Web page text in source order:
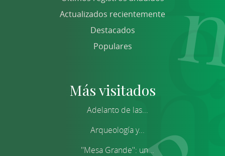
Actualizados recientemente
Destacados
Populares
Más visitados
Adelanto de las...
Arqueología y...
''Mesa Grande'': un...